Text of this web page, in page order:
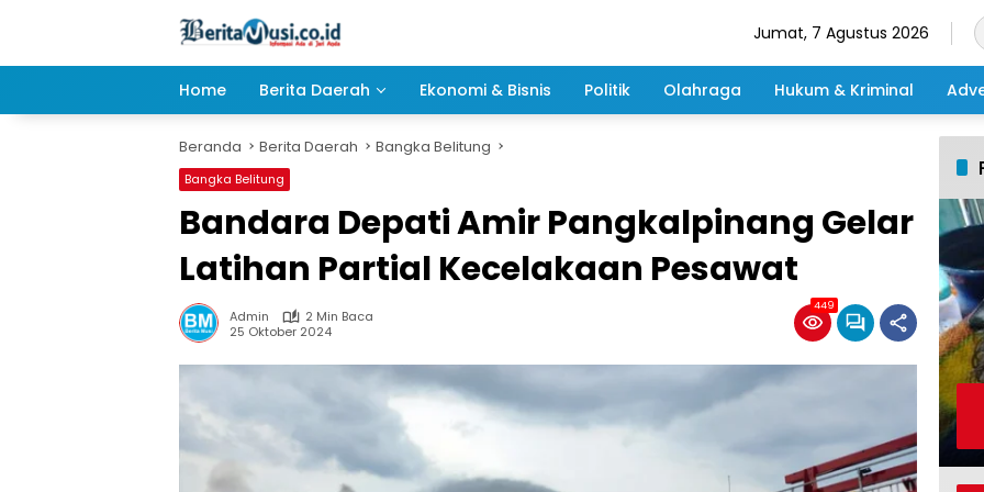
Jumat, 7 Agustus 2026
Home Berita Daerah Ekonomi & Bisnis Politik Olahraga Hukum & Kriminal
Beranda Berita Daerah Bangka Belitung
Bangka Belitung
Bandara Depati Amir Pangkalpinang Gelar
Latihan Partial Kecelakaan Pesawat
Admin
2 Min Baca
25 Oktober 2024
449